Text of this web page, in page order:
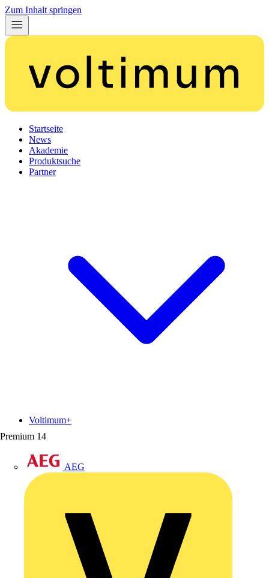
Zum Inhalt springen
Startseite
News
Akademie
Produktsuche
Partner
Premium 14
AEG
Voltimum+